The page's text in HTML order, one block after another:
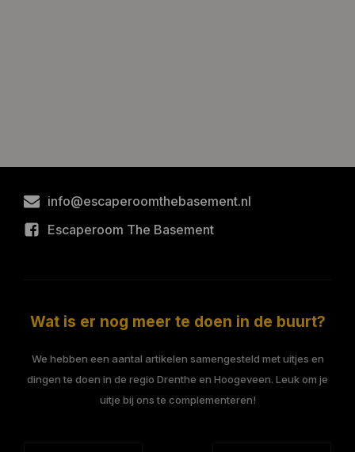
info@escaperoomthebasement.nl
Escaperoom The Basement
Wat is er nog meer te doen in de buurt?
We hebben een aantal artikelen samengesteld met uitjes en
dingen te doen in de regio Drenthe en Hoogeveen. Leuk om je
uitje bij ons te complementeren!